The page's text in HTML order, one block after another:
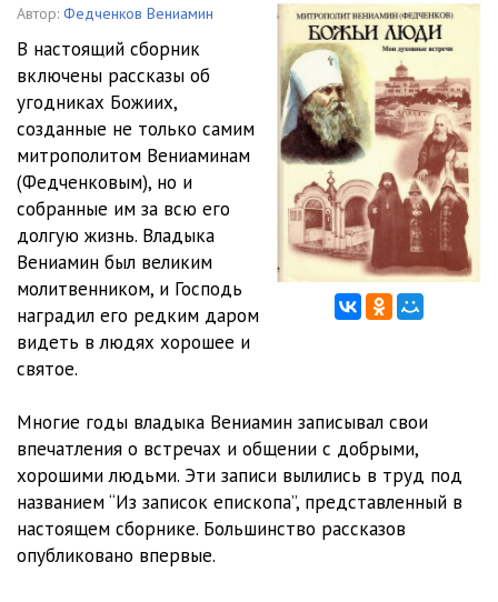
6. Божьи люди. Часть 6 25:49
7. Божьи люди. Часть 7 24:10
8. Божьи люди. Часть 8 24:04
9. Божьи люди. Часть 9 25:56
10. Божьи люди. Часть 10 24:26
11. Божьи люди. Часть 11 24:43
12. Божьи люди. Часть 12 25:13
13. Божьи люди. Часть 13
14. Божьи люди. Часть 14
16. Божьи люди. Часть 16
17. Божьи люди. Часть 17 22:52
18. Божьи люди. Часть 18
Автор: Федченков Вениамин
В настоящий сборник
включены рассказы об
угодниках Божиих,
созданные не только самим
митрополитом Вениаминам
(Федченковым), но и
собранные им за всю его
долгую жизнь. Владыка
Вениамин был великим
молитвенником, и Господь
наградил его редким даром
видеть в людях хорошее и
святое.
Многие годы владыка Вениамин записывал свои
впечатления о встречах и общении с добрыми,
хорошими людьми. Эти записи вылились в труд под
названием “Из записок епископа”, представленный в
настоящем сборнике. Большинство рассказов
опубликовано впервые.